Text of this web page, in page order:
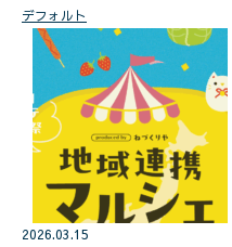
デフォルト
2026.03.15